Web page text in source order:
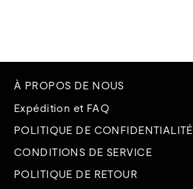
À PROPOS DE NOUS
Expédition et FAQ
POLITIQUE DE CONFIDENTIALITÉ
CONDITIONS DE SERVICE
POLITIQUE DE RETOUR